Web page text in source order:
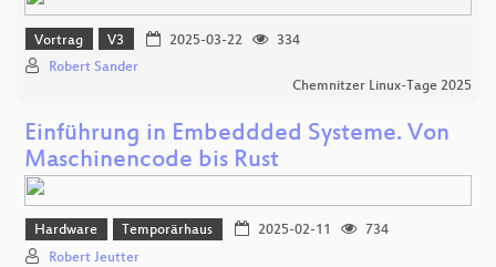
Vortrag V3 2025-03-22
334
Robert Sander
Chemnitzer Linux-Tage 2025
Einführung in Embeddded Systeme. Von
Maschinencode bis Rust
Hardware Temporärhaus 2025-02-11
734
Robert Jeutter